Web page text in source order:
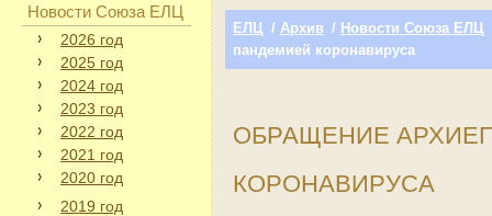
Новости Союза ЕЛЦ
2026 год
2025 год
2024 год
2023 год
2022 год
2021 год
2020 год
2019 год
ЕЛЦ / Архив / Новости Союза ЕЛЦ
пандемией коронавируса
ОБРАЩЕНИЕ
КОРОНАВИРУСА